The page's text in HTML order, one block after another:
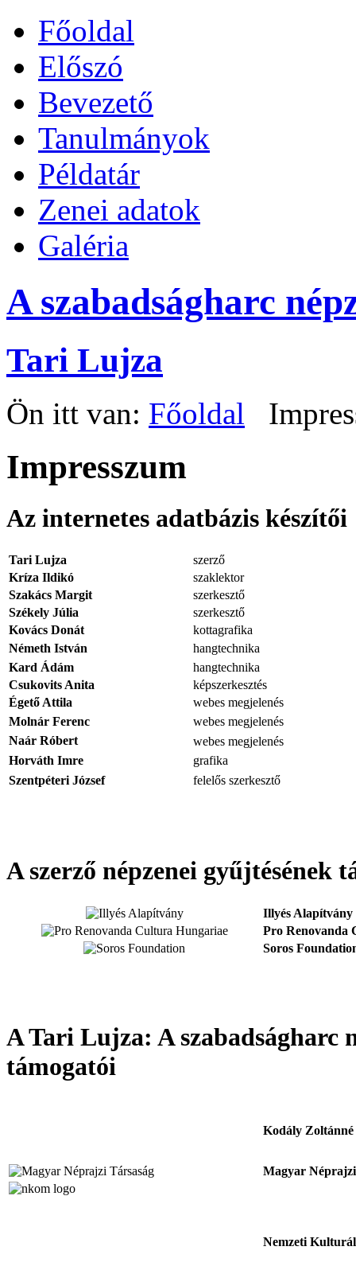
Főoldal
Előszó
Bevezető
Tanulmányok
Példatár
Zenei adatok
Galéria
A szabadságharc
Tari Lujza
Ön itt van: Főoldal
Impresszum
Az internetes adatbázis készítői
Tari Lujza
szerző
Kríza Ildikó
szaklektor
Szakács Margit
szerkesztő
Székely Júlia
szerkesztő
Kovács Donát
kottagrafika
Németh István
hangtechnika
Kard Ádám
hangtechnika
Csukovits Anita
képszerkesztés
Égető Attila
webes megjelenés
Molnár Ferenc
webes megjelenés
Naár Róbert
webes megjelenés
Horváth Imre
grafika
Szentpéteri József
felelős szerkesztő
A szerző népzenei gyűjtésének
Illyés Alapítvány
Pro Renovanda
Soros
A Tari Lujza: A szabadságharc
támogatói
Kodály Zoltánné
Magyar
Nemzeti